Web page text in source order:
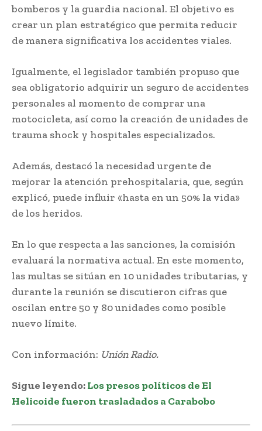
bomberos y la guardia nacional. El objetivo es
crear un plan estratégico que permita reducir
de manera significativa los accidentes viales.
Igualmente, el legislador también propuso que
sea obligatorio adquirir un seguro de accidentes
personales al momento de comprar una
motocicleta, así como la creación de unidades de
trauma shock y hospitales especializados.
Además, destacó la necesidad urgente de
mejorar la atención prehospitalaria, que, según
explicó, puede influir «hasta en un 50% la vida»
de los heridos.
En lo que respecta a las sanciones, la comisión
evaluará la normativa actual. En este momento,
las multas se sitúan en 10 unidades tributarias, y
durante la reunión se discutieron cifras que
oscilan entre 50 y 80 unidades como posible
nuevo límite.
Con información: Unión Radio.
Sigue leyendo:Los presos políticos de El
Helicoide fueron trasladados a Carabobo